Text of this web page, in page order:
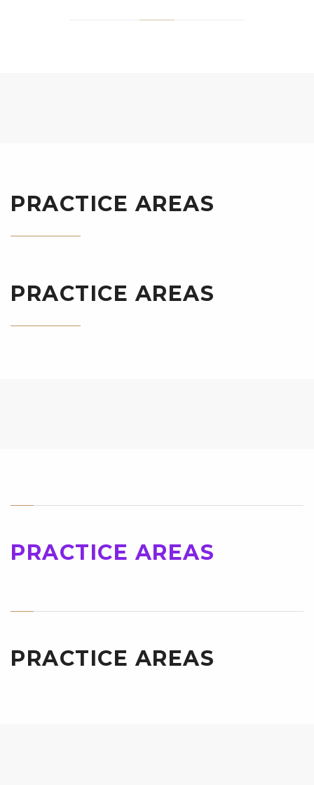
PRACTICE AREAS
PRACTICE AREAS
PRACTICE AREAS
PRACTICE AREAS